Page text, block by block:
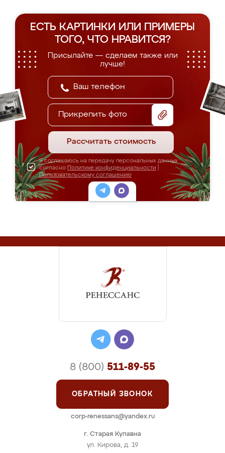
ЕСТЬ КАРТИНКИ ИЛИ ПРИМЕРЫ
ТОГО, ЧТО НРАВИТСЯ?
Присылайте — сделаем также или
лучше!
Прикрепить фото
Рассчитать стоимость
Я соглашаюсь на передачу персональных данных
согласно Политике конфиденциальности
Пользовательскому соглашению
г. Старая Купавна
ул. Кирова, д. 19
8 (800) 511-89-55
ОБРАТНЫЙ ЗВОНОК
corp-renessans@yandex.ru